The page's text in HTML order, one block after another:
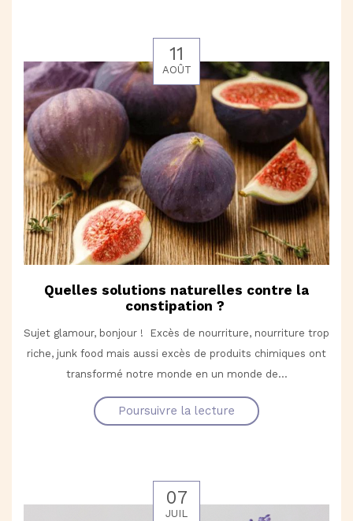
11
AOÛT
Quelles solutions naturelles contre la
constipation ?
Sujet glamour, bonjour ! Excès de nourriture, nourriture trop
riche, junk food mais aussi excès de produits chimiques ont
transformé notre monde en un monde de...
Poursuivre la lecture
07
JUIL